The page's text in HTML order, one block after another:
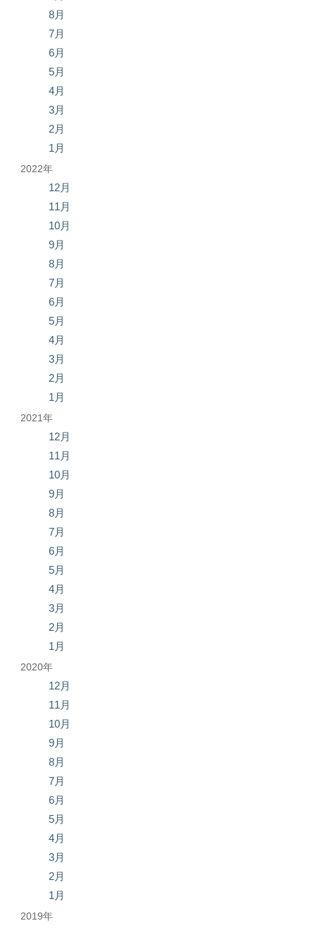
8月
7月
6月
5月
4月
3月
2月
1月
2022年
12月
11月
10月
9月
8月
7月
6月
5月
4月
3月
2月
1月
2021年
12月
11月
10月
9月
8月
7月
6月
5月
4月
3月
2月
1月
2020年
12月
11月
10月
9月
8月
7月
6月
5月
4月
3月
2月
1月
2019年